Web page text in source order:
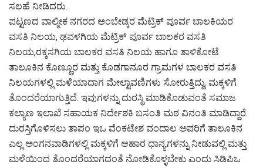
ಸಲಹೆ ನೀಡಿದರು.
ಪಟ್ಟಣದ ವಾಲ್ಮೀಕ ನಗರದ ಅಂಬೇಡ್ಕರ ಮೆಟ್ರಿಕ್ ಪೂರ್ವ ಬಾಲಕಿಯರ
ವಸತಿ ನಿಲಯ, ಢವಳಗಿಯ ಮೆಟ್ರಿಕ್ ಪೂರ್ವ ಬಾಲಕರ ವಸತಿ
ನಿಲಯ,ರಕ್ಕಸಗಿಯ ಬಾಲಕರ ವಸತಿ ನಿಲಯ ಹಾಗೂ ತಾಳಿಕೋಟೆ
ತಾಲೂಕಿನ ಕೊಣ್ಣೂರ ಮತ್ತು ಕೊಡಗಾನೂರ ಗ್ರಾಮಗಳ ಬಾಲಕರ ವಸತಿ
ನಿಲಯಗಳಲ್ಲಿ ಮಳೆಯಾದಾಗ ಮೇಲ್ಟಾವಣಿಗಳು ಸೋರುತ್ತಿದ್ದು, ಮಕ್ಕಳಿಗೆ
ತೊಂದರೆಯಾಗುತ್ತಿದೆ. ಇವುಗಳನ್ನು ದುರಸ್ಥಿ ಮಾಡಿಕೊಡುವಂತೆ ಸಮಾಜ
ಕಲ್ಯಾಣ ಇಲಾಖೆ ಸಹಾಯಕ ನಿರ್ದೇಶಕಿ ಬಸಂತಿ ಮಠ ವಿನಂತಿ ಮಾಡಿದ್ದಾರೆ.
ದುರಸ್ತಿಗೊಳಿಸಲು ತಾಪಂ ಇಒ ವೆಂಕಟೇಶ ವಂದಾಲ ಅವರಿಗೆ ತಾಲೂಕಿನ
ಎಲ್ಲ ಅಂಗನವಾಡಿಗಳಲ್ಲಿ ಮಕ್ಕಳಿಗೆ ಆಹಾರ ಧಾನ್ಯಗಳನ್ನು ನೀಡುವಲ್ಲಿ ಮತ್ತು
ಮಳೆಯಿಂದ ತೊಂದರೆಯಾಗದಂತೆ ನೋಡಿಕೊಳ್ಳಬೇಕು ಎಂದು ಸಿಡಿಪಿಒ